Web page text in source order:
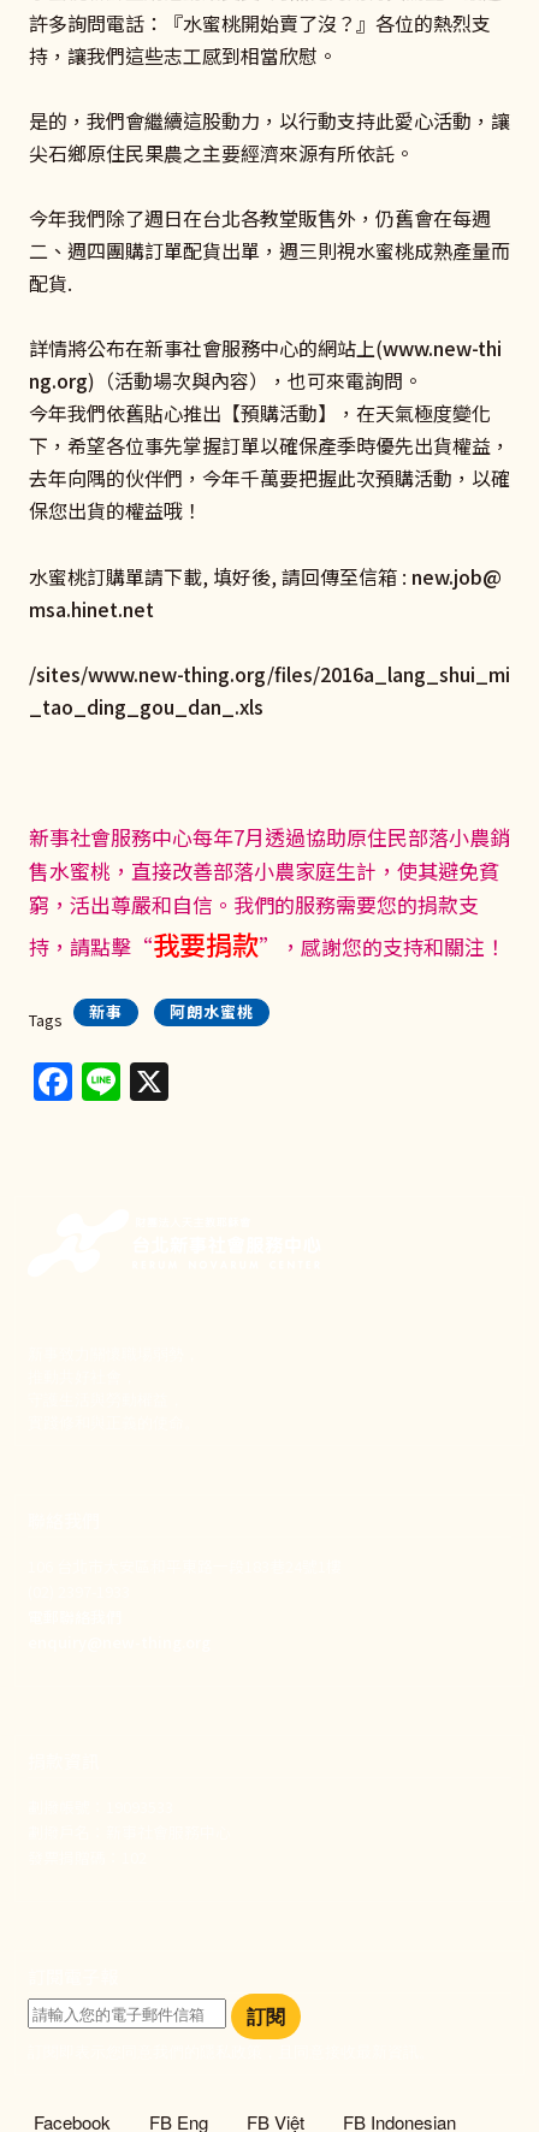
許多詢問電話：『水蜜桃開始賣了沒？』各位的熱烈支
持，讓我們這些志工感到相當欣慰。
是的，我們會繼續這股動力，以行動支持此愛心活動，讓
尖石鄉原住民果農之主要經濟來源有所依託。
今年我們除了週日在台北各教堂販售外，仍舊會在每週
二、週四團購訂單配貨出單，週三則視水蜜桃成熟產量而
配貨.
詳情將公布在新事社會服務中心的網站上(www.new-thi
ng.org)（活動場次與內容），也可來電詢問。
今年我們依舊貼心推出【預購活動】，在天氣極度變化
下，希望各位事先掌握訂單以確保產季時優先出貨權益，
去年向隅的伙伴們，今年千萬要把握此次預購活動，以確
保您出貨的權益哦！
水蜜桃訂購單請下載, 填好後, 請回傳至信箱 : new.job@
msa.hinet.net
/sites/www.new-thing.org/files/2016a_lang_shui_mi
_tao_ding_gou_dan_.xls
新事社會服務中心每年7月透過協助原住民部落小農銷
售水蜜桃，直接改善部落小農家庭生計，使其避免貧
窮，活出尊嚴和自信。我們的服務需要您的捐款支
持，請點擊“我要捐款”，感謝您的支持和關注！
Tags 新事 阿朗水蜜桃
Facebook
Line
訂閱
社群選單
Facebook FB Eng FB Việt FB Indonesian